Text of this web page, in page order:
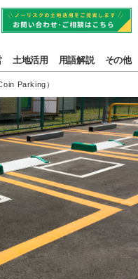
土地活用 用語解説 その他
Parking）